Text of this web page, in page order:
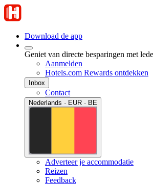
Download de app
Geniet van directe besparingen met
Aanmelden
Hotels.com Rewards ontdekken
Inbox
Contact
Nederlands · EUR · BE
Adverteer je accommodatie
Reizen
Feedback